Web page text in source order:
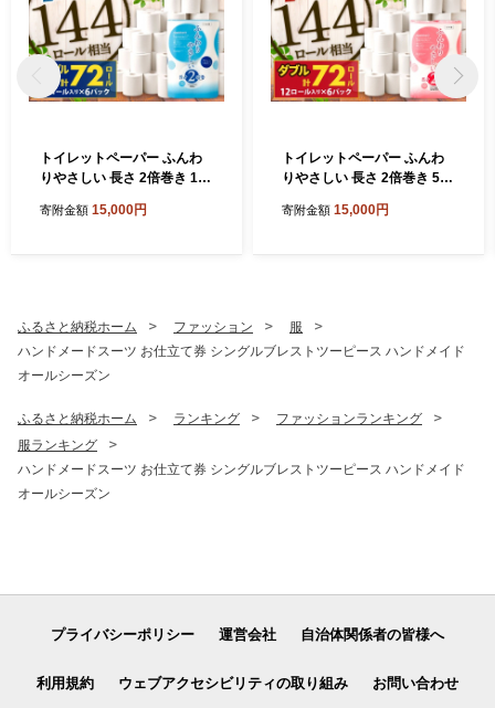
トイレットペーパー ふんわ
りやさしい 長さ 2倍巻き 100
防災
寄附金額 15,000円
トイレットペーパー ふんわ
りやさしい 長さ 2倍巻き 50
災
寄附金額 15,000円
ふるさと納税ホーム ファッション
服
ハンドメードスーツ お仕立て券 シングルブレストツーピース ハンドメイド
オールシーズン
ふるさと納税ホーム ランキング
ファッションランキング
服ランキング
ハンドメードスーツ お仕立て券 シングルブレストツーピース ハンドメイド
オールシーズン
プライバシーポリシー 運営会社 自治体関係者の皆様へ
利用規約 ウェブアクセシビリティの取り組み お問い合わせ